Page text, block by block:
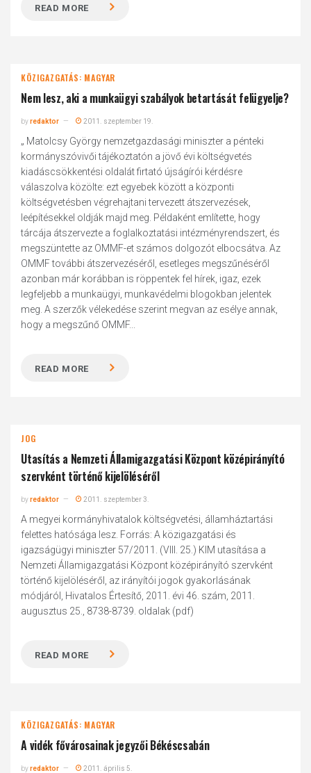
READ MORE
KÖZIGAZGATÁS: MAGYAR
Nem lesz, aki a munkaügyi szabályok betartását felügyelje?
byredaktor 2011. szeptember 19.
„ Matolcsy György nemzetgazdasági miniszter a pénteki
kormányszóvivői tájékoztatón a jövő évi költségvetés
kiadáscsökkentési oldalát firtató újságírói kérdésre
válaszolva közölte: ezt egyebek között a központi
költségvetésben végrehajtani tervezett átszervezések,
leépítésekkel oldják majd meg. Példaként említette, hogy
tárcája átszervezte a foglalkoztatási intézményrendszert, és
megszüntette az OMMF-et számos dolgozót elbocsátva. Az
OMMF további átszervezéséről, esetleges megszűnéséről
azonban már korábban is röppentek fel hírek, igaz, ezek
legfeljebb a munkaügyi, munkavédelmi blogokban jelentek
meg. A szerzők vélekedése szerint megvan az esélye annak,
hogy a megszűnő OMMF...
READ MORE
JOG
Utasítás a Nemzeti Államigazgatási Központ középirányító
szervként történő kijelöléséről
byredaktor 2011. szeptember 3.
A megyei kormányhivatalok költségvetési, államháztartási
felettes hatósága lesz. Forrás: A közigazgatási és
igazságügyi miniszter 57/2011. (VIII. 25.) KIM utasítása a
Nemzeti Államigazgatási Központ középirányító szervként
történő kijelöléséről, az irányítói jogok gyakorlásának
módjáról, Hivatalos Értesítő, 2011. évi 46. szám, 2011.
augusztus 25., 8738-8739. oldalak (pdf)
READ MORE
KÖZIGAZGATÁS: MAGYAR
A vidék fővárosainak jegyzői Békéscsabán
byredaktor 2011. április 5.